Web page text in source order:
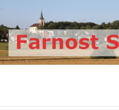
obsah
Farnost